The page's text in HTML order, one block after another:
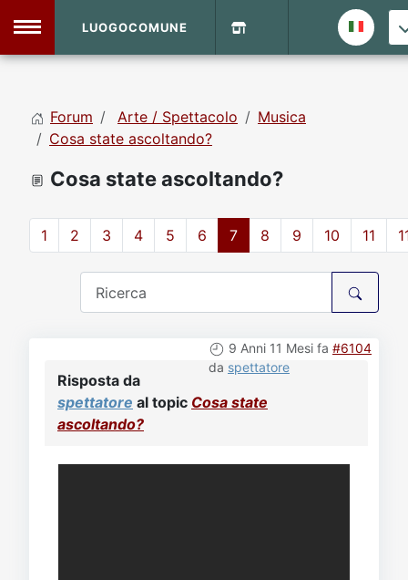
Home
LUOGOCOMUNE
Forum Arte / Spettacolo
Musica
Cosa state ascoltando?
Cosa state ascoltando?
1 2 3 4 5 6 7 8 9 10 11
9 Anni 11 Mesi fa #6104
da spettatore
Risposta da
spettatore al topic Cosa state
ascoltando?